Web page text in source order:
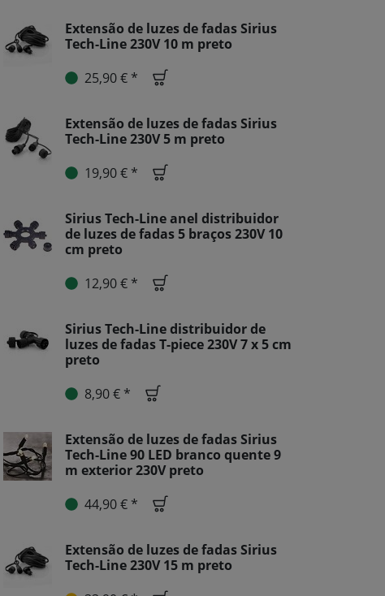
Extensão de luzes de fadas Sirius
Tech-Line 230V 10 m preto
25,90 € *
Extensão de luzes de fadas Sirius
Tech-Line 230V 5 m preto
19,90 € *
Sirius Tech-Line anel distribuidor
de luzes de fadas 5 braços 230V 10
cm preto
12,90 € *
Sirius Tech-Line distribuidor de
luzes de fadas T-piece 230V 7 x 5 cm
preto
8,90 € *
Extensão de luzes de fadas Sirius
Tech-Line 90 LED branco quente 9
m exterior 230V preto
44,90 € *
Extensão de luzes de fadas Sirius
Tech-Line 230V 15 m preto